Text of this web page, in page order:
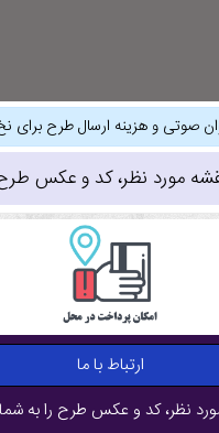
صوتی و هزینه ارسال طرح برای
مورد نظر، کد و عکس طرح
ارتباط با ما
نظر، کد و عکس طرح را به